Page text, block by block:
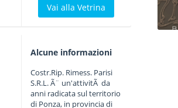
Vai alla Vetrina
Alcune informazioni
Costr.Rip. Rimess. Parisi
S.R.L. Ã¨ un'attivitÃ da
anni radicata sul territorio
di Ponza, in provincia di